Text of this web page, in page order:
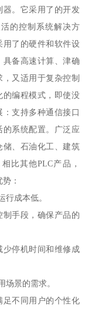
器。它采用了的开发
的控制系统解决方
用了的硬件和软件设
备高速计算、津确
又适用于复杂控制
的编程模式，即使没
支持多种通信接口
系统配置。广泛应
储、石油化工、建筑
比其他PLC产品，
：
成本低。
手段，确保产品的
少停机时间和维修成
景的需求。
足不同用户的个性化